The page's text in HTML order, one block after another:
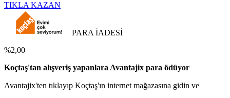
TIKLA KAZAN
PARA İADESİ
%2,00
Koçtaş'tan alışveriş yapanlara Avantajix para ödüyor
Avantajix'ten tıklayıp Koçtaş'ın internet mağazasına gidin ve